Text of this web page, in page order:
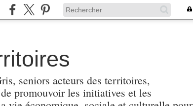
seniors acteurs des territoires,
promouvoir les initiatives et les